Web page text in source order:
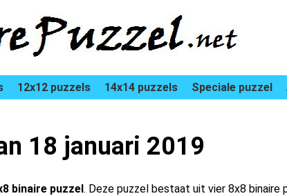
12x12 puzzels 14x14 puzzels Speciale puzzel
18 januari 2019
binaire puzzel. Deze puzzel bestaat uit vier 8x8 binaire